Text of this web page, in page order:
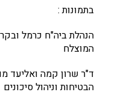
בתמונות :
הנהלת ביה"ח כרמל
המוצלח
ד"ר שרון קמה ואליעד
הבטיחות וניהול סיכונים